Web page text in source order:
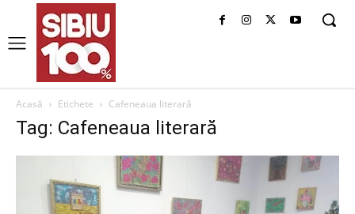
Acasă Etichete Cafeneaua literară
Tag: Cafeneaua literară